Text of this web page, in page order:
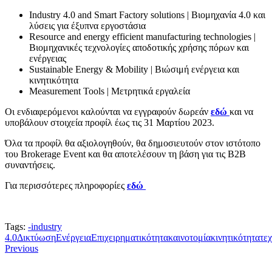
Industry 4.0 and Smart Factory solutions | Βιομηχανία 4.0 και
λύσεις για έξυπνα εργοστάσια
Resource and energy efficient manufacturing technologies |
Βιομηχανικές τεχνολογίες αποδοτικής χρήσης πόρων και
ενέργειας
Sustainable Energy & Mobility | Βιώσιμή ενέργεια και
κινητικότητα
Measurement Tools | Μετρητικά εργαλεία
Οι ενδιαφερόμενοι καλούνται να εγγραφούν δωρεάν εδώ και να
υποβάλουν στοιχεία προφίλ έως τις 31 Μαρτίου 2023.
Όλα τα προφίλ θα αξιολογηθούν, θα δημοσιευτούν στον ιστότοπο
του Brokerage Event και θα αποτελέσουν τη βάση για τις Β2Β
συναντήσεις.
Για περισσότερες πληροφορίες εδώ
Tags: -industry
4.0ΔικτύωσηΕνέργειαΕπιχειρηματικότητακαινοτομίακινητικότητα
Πλοήγηση
Previous